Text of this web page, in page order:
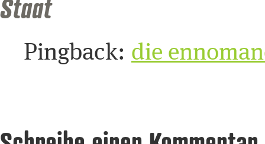
Staat
Pingback: die